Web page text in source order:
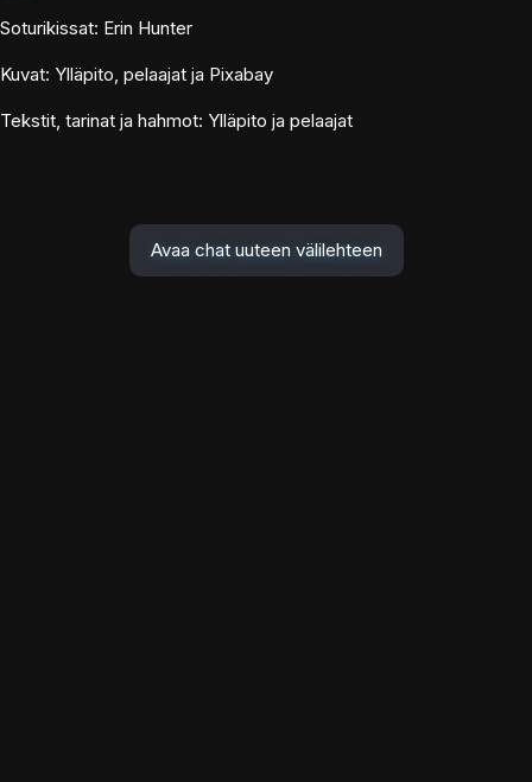
Soturikissat: Erin Hunter
Kuvat: Ylläpito, pelaajat ja Pixabay
Tekstit, tarinat ja hahmot: Ylläpito ja pelaajat
Avaa chat uuteen välilehteen